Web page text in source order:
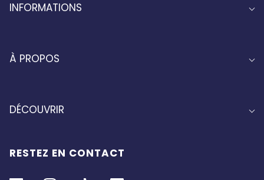
INFORMATIONS
À PROPOS
DÉCOUVRIR
RESTEZ EN CONTACT